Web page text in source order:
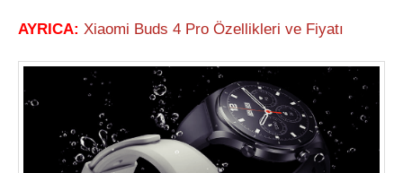
AYRICA: Xiaomi Buds 4 Pro Özellikleri ve Fiyatı